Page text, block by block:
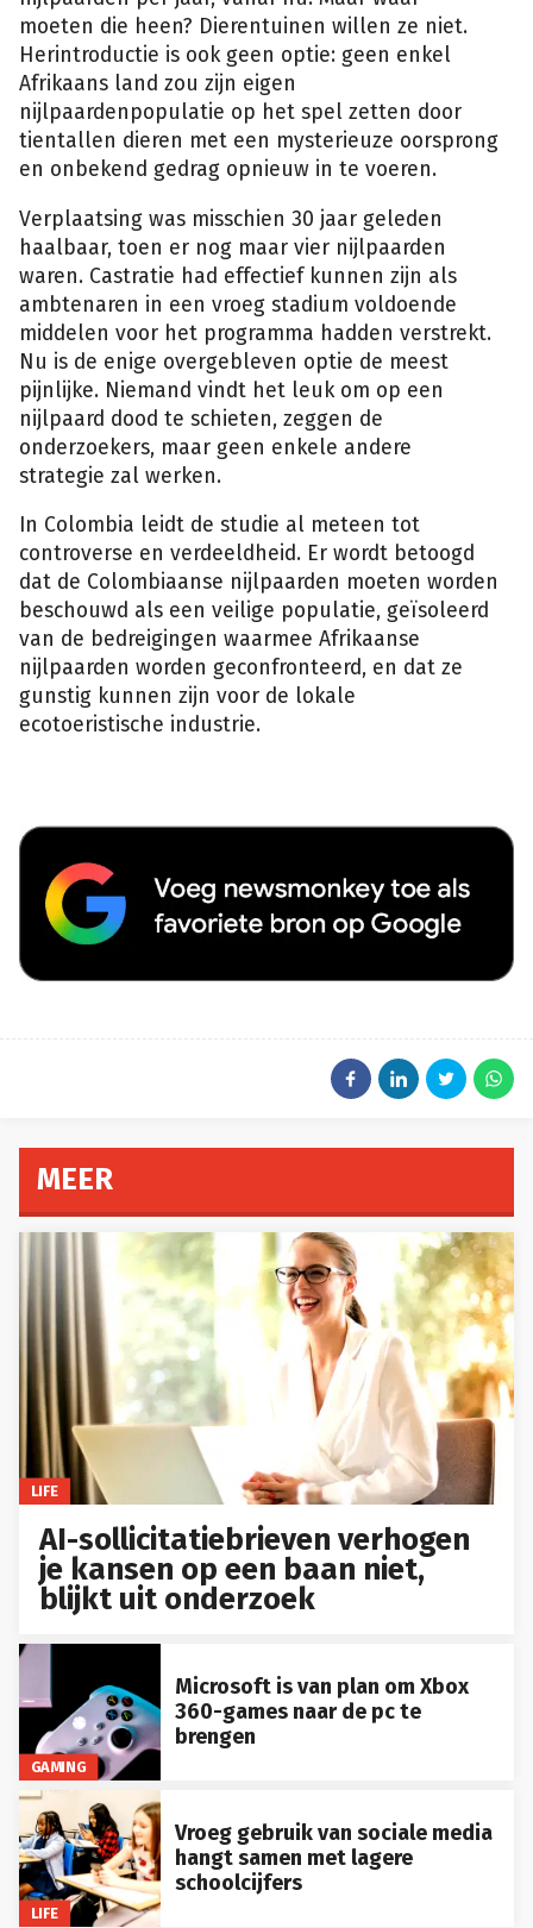
moeten die heen? Dierentuinen willen ze niet.
Herintroductie is ook geen optie: geen enkel
Afrikaans land zou zijn eigen
nijlpaardenpopulatie op het spel zetten door
tientallen dieren met een mysterieuze oorsprong
en onbekend gedrag opnieuw in te voeren.
Verplaatsing was misschien 30 jaar geleden
haalbaar, toen er nog maar vier nijlpaarden
waren. Castratie had effectief kunnen zijn als
ambtenaren in een vroeg stadium voldoende
middelen voor het programma hadden verstrekt.
Nu is de enige overgebleven optie de meest
pijnlijke. Niemand vindt het leuk om op een
nijlpaard dood te schieten, zeggen de
onderzoekers, maar geen enkele andere
strategie zal werken.
In Colombia leidt de studie al meteen tot
controverse en verdeeldheid. Er wordt betoogd
dat de Colombiaanse nijlpaarden moeten worden
beschouwd als een veilige populatie, geïsoleerd
van de bedreigingen waarmee Afrikaanse
nijlpaarden worden geconfronteerd, en dat ze
gunstig kunnen zijn voor de lokale
ecotoeristische industrie.
zijn
gefascineerd
door
de
nijlpaarden,
en
de
publieke
opinie
neigt
niet
naar
een
kordate
oplossing
van
MEER
LIFE
AI-sollicitatiebrieven verhogen
je kansen op een baan niet,
blijkt uit onderzoek
GAMING
Microsoft is van plan om Xbox
360-games naar de pc te
brengen
LIFE
Vroeg gebruik van sociale media
hangt samen met lagere
schoolcijfers